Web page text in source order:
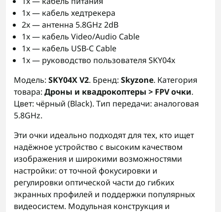
1x — кабель хедтрекера
2x — антенна 5.8GHz 2dB
1x — кабель Video/Audio Cable
1x — кабель USB-C Cable
1x — руководство пользователя SKY04x
Модель: SKY04X V2. Бренд: Skyzone. Категория
товара: Дроны и квадрокоптеры > FPV очки.
Цвет: чёрный (Black). Тип передачи: аналоговая
5.8GHz.
Эти очки идеально подходят для тех, кто ищет
надёжное устройство с высоким качеством
изображения и широкими возможностями
настройки: от точной фокусировки и
регулировки оптической части до гибких
экранных профилей и поддержки популярных
видеосистем. Модульная конструкция и